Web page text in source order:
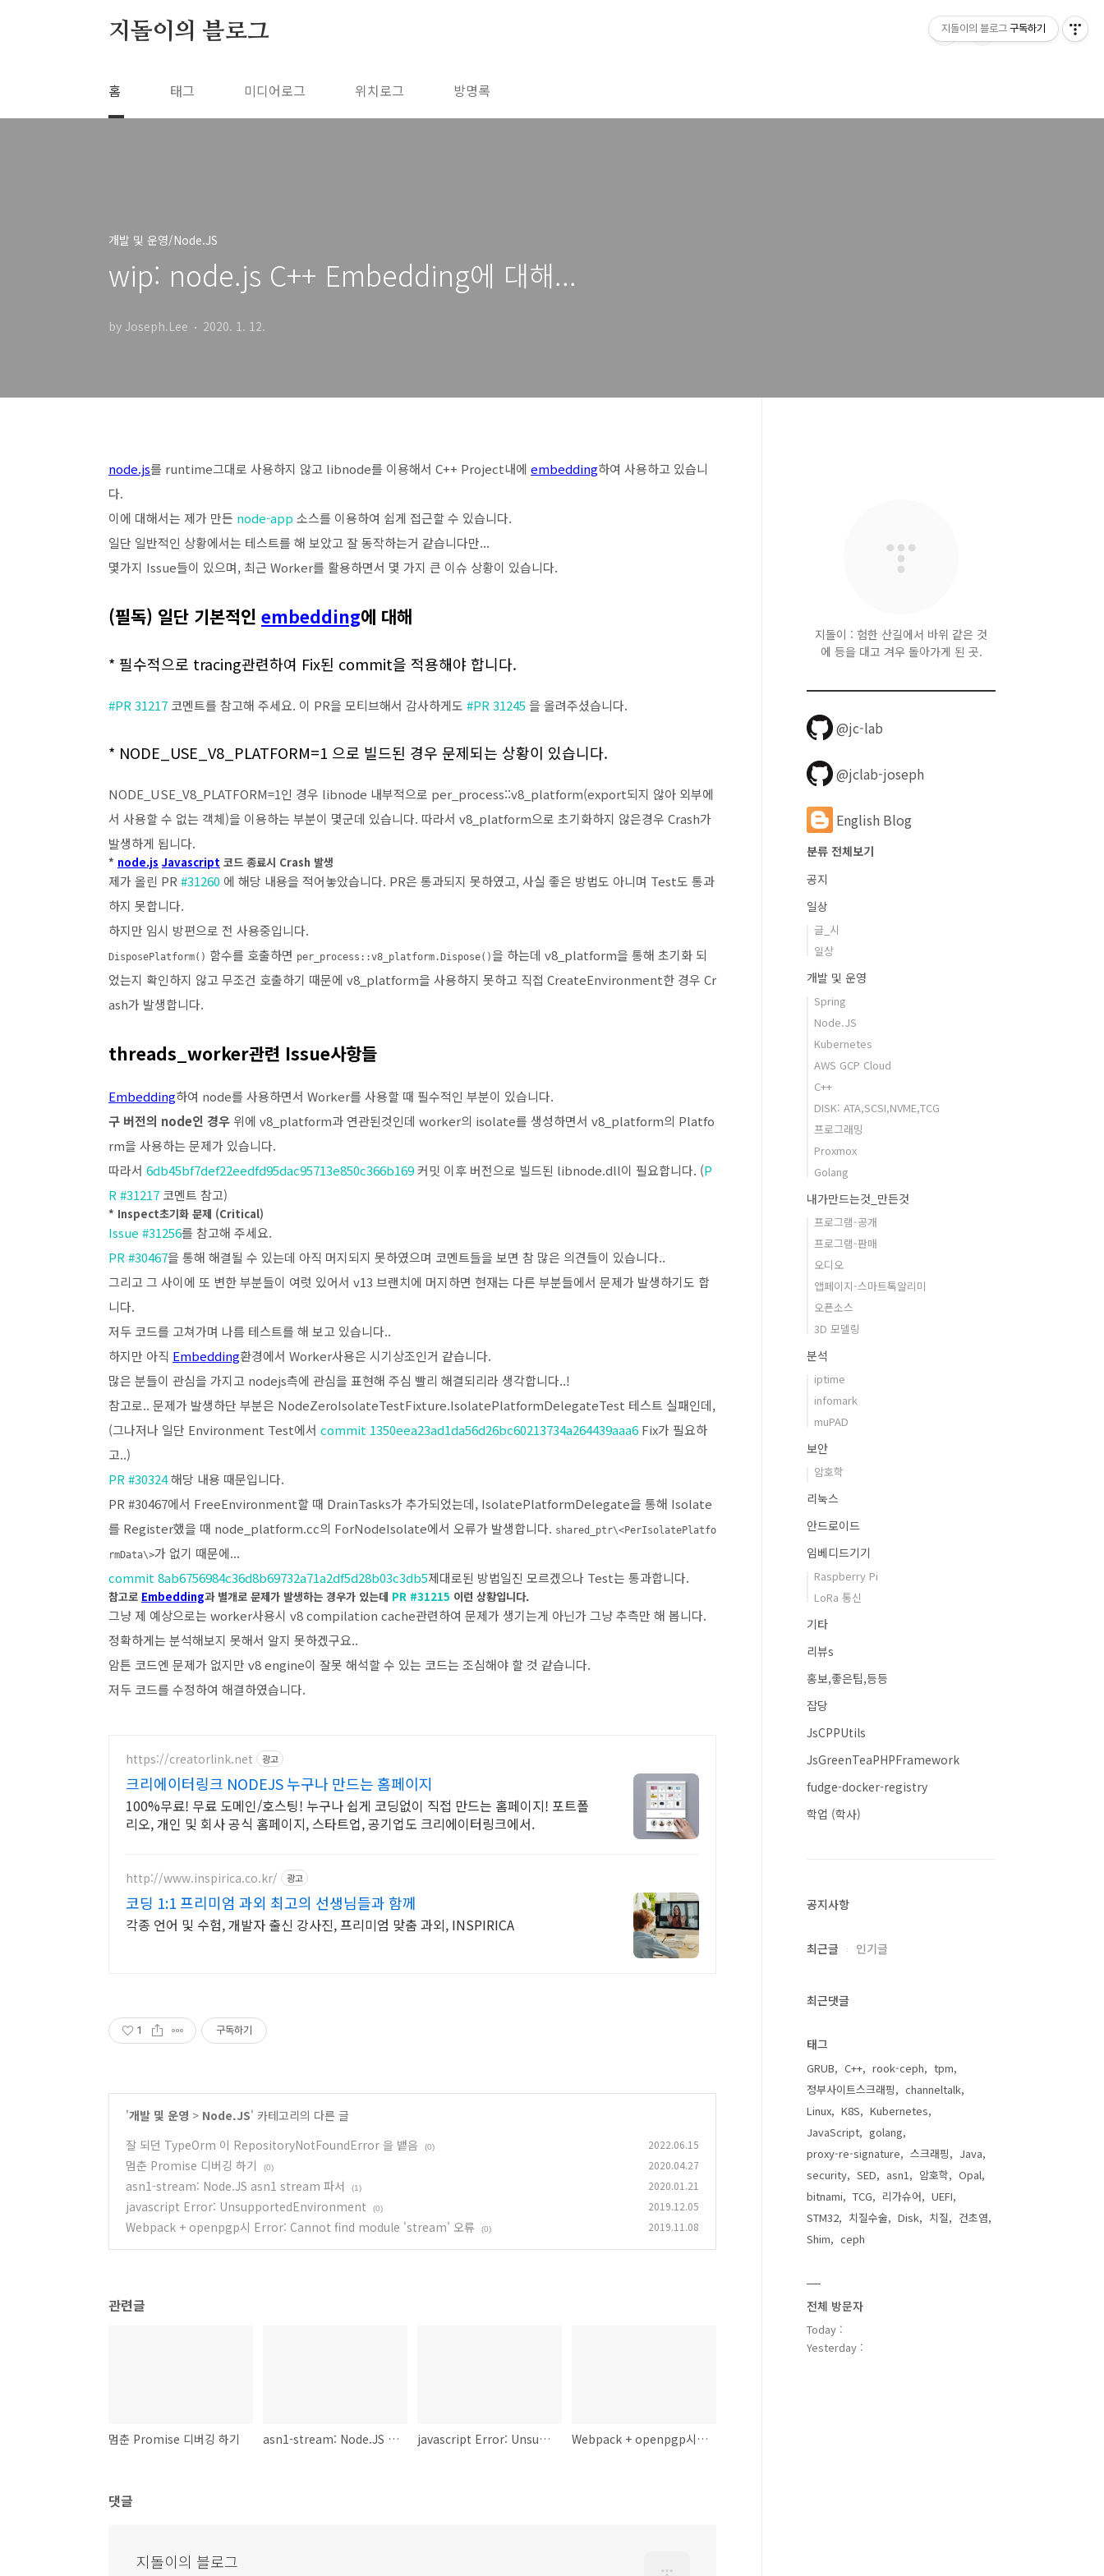
지돌이의 블로그
홈 태그 미디어로그 위치로그 방명록
개발 및 운영/Node.JS
wip: node.js C++ Embedding에 대해...
by Joseph.Lee 2020. 1. 12.
node.js를 runtime그대로 사용하지 않고 libnode를 이용해서 C++ Project내에 embedding하여 사용하고 있습니
다.
이에 대해서는 제가 만든 node-app 소스를 이용하여 쉽게 접근할 수 있습니다.
일단 일반적인 상황에서는 테스트를 해 보았고 잘 동작하는거 같습니다만...
몇가지 Issue들이 있으며, 최근 Worker를 활용하면서 몇 가지 큰 이슈 상황이 있습니다.
(필독) 일단 기본적인 embedding에 대해
* 필수적으로 tracing관련하여 Fix된 commit을 적용해야 합니다.
#PR 31217 코멘트를 참고해 주세요. 이 PR을 모티브해서 감사하게도 #PR 31245 을 올려주셨습니다.
* NODE_USE_V8_PLATFORM=1 으로 빌드된 경우 문제되는 상황이 있습니다.
NODE_USE_V8_PLATFORM=1인 경우 libnode 내부적으로 per_process::v8_platform(export되지 않아 외부에
서 사용할 수 없는 객체)을 이용하는 부분이 몇군데 있습니다. 따라서 v8_platform으로 초기화하지 않은경우 Crash가
발생하게 됩니다.
* node.js Javascript 코드 종료시 Crash 발생
제가 올린 PR #31260 에 해당 내용을 적어놓았습니다. PR은 통과되지 못하였고, 사실 좋은 방법도 아니며 Test도 통과
하지 못합니다.
하지만 임시 방편으로 전 사용중입니다.
DisposePlatform() 함수를 호출하면 per_process::v8_platform.Dispose()을 하는데 v8_platform을 통해 초기화 되
었는지 확인하지 않고 무조건 호출하기 때문에 v8_platform을 사용하지 못하고 직접 CreateEnvironment한 경우 Cr
ash가 발생합니다.
threads_worker관련 Issue사항들
Embedding하여 node를 사용하면서 Worker를 사용할 때 필수적인 부분이 있습니다.
구 버전의 node인 경우 위에 v8_platform과 연관된것인데 worker의 isolate를 생성하면서 v8_platform의 Platfo
rm을 사용하는 문제가 있습니다.
따라서 6db45bf7def22eedfd95dac95713e850c366b169커밋 이후 버전으로 빌드된 libnode.dll이 필요합니다. (P
R #31217 코멘트 참고)
* Inspect초기화 문제 (Critical)
Issue #31256를 참고해 주세요.
PR #30467을 통해 해결될 수 있는데 아직 머지되지 못하였으며 코멘트들을 보면 참 많은 의견들이 있습니다..
그리고 그 사이에 또 변한 부분들이 여럿 있어서 v13 브랜치에 머지하면 현재는 다른 부분들에서 문제가 발생하기도 합
니다.
저두 코드를 고쳐가며 나름 테스트를 해 보고 있습니다..
하지만 아직 Embedding환경에서 Worker사용은 시기상조인거 같습니다.
많은 분들이 관심을 가지고 nodejs측에 관심을 표현해 주심 빨리 해결되리라 생각합니다..!
참고로.. 문제가 발생하단 부분은 NodeZeroIsolateTestFixture.IsolatePlatformDelegateTest 테스트 실패인데,
(그나저나 일단 Environment Test에서 commit 1350eea23ad1da56d26bc60213734a264439aaa6 Fix가 필요하
고..)
PR #30324해당 내용 때문입니다.
PR #30467에서 FreeEnvironment할 때 DrainTasks가 추가되었는데, IsolatePlatformDelegate을 통해 Isolate
를 Register했을 때 node_platform.cc의 ForNodeIsolate에서 오류가 발생합니다. shared_ptr\<PerIsolatePlatfo
rmData\>가 없기 때문에...
commit 8ab6756984c36d8b69732a71a2df5d28b03c3db5제대로된 방법일진 모르겠으나 Test는 통과합니다.
참고로 Embedding과 별개로 문제가 발생하는 경우가 있는데 PR #31215 이런 상황입니다.
그냥 제 예상으로는 worker사용시 v8 compilation cache관련하여 문제가 생기는게 아닌가 그냥 추측만 해 봅니다.
정확하게는 분석해보지 못해서 알지 못하겠구요..
암튼 코드엔 문제가 없지만 v8 engine이 잘못 해석할 수 있는 코드는 조심해야 할 것 같습니다.
저두 코드를 수정하여 해결하였습니다.
https://creatorlink.net 광고
크리에이터링크 NODEJS 누구나 만드는 홈페이지
100%무료! 무료 도메인/호스팅! 누구나 쉽게 코딩없이 직접 만드는 홈페이지! 포트폴
리오, 개인 및 회사 공식 홈페이지, 스타트업, 공기업도 크리에이터링크에서.
http://www.inspirica.co.kr/ 광고
코딩 1:1 프리미엄 과외 최고의 선생님들과 함께
각종 언어 및 수험, 개발자 출신 강사진, 프리미엄 맞춤 과외, INSPIRICA
1 구독하기
'개발 및 운영 > Node.JS' 카테고리의 다른 글
잘 되던 TypeOrm 이 RepositoryNotFoundError 을 뱉음
(0) 2022.06.15
멈춘 Promise 디버깅 하기 (0) 2020.04.27
asn1-stream: Node.JS asn1 stream 파서 (1) 2020.01.21
javascript Error: UnsupportedEnvironment (0) 2019.12.05
Webpack + openpgp시 Error: Cannot find module 'stream' 오류 (0) 2019.11.08
관련글
멈춘 Promise 디버깅 하기 asn1-stream: Node.JS asn1 stream 파서 javascript Error: UnsupportedEnvironment Webpack + openpgp시 Error: Cannot find module 'stream' 오류
댓글
지돌이의 블로그
지돌이 : 험한 산길에서 바위 같은 것
에 등을 대고 겨우 돌아가게 된 곳.
@jc-lab
@jclab-joseph
English Blog
분류 전체보기
공지
일상
글_시
일상
개발 및 운영
Spring
Node.JS
Kubernetes
AWS GCP Cloud
C++
DISK: ATA,SCSI,NVME,TCG
프로그래밍
Proxmox
Golang
내가만드는것_만든것
프로그램-공개
프로그램-판매
오디오
앱페이지-스마트톡알리미
오픈소스
3D 모델링
분석
iptime
infomark
muPAD
보안
암호학
리눅스
안드로이드
임베디드기기
Raspberry Pi
LoRa 통신
기타
리뷰s
홍보,좋은팁,등등
잡당
JsCPPUtils
JsGreenTeaPHPFramework
fudge-docker-registry
학업 (학사)
공지사항
최근글 인기글
최근댓글
태그
GRUB C++ rook-ceph
tpm
정부사이트스크래핑
channeltalk
Linux
K8S
Kubernetes
JavaScript
golang
proxy-re-signature
스크래핑
Java
security
SED asn1 암호학
Opal
bitnami
TCG 리가슈어
UEFI
STM32
치질수술 Disk 치질
건초염
Shim
ceph
전체 방문자
Today :
Yesterday :
지돌이의 블로그 구독하기